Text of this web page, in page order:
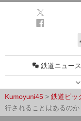
鉄道ニュース
車両技術
Kumoyuni45 > 鉄道ピッ
行されることはあるのか